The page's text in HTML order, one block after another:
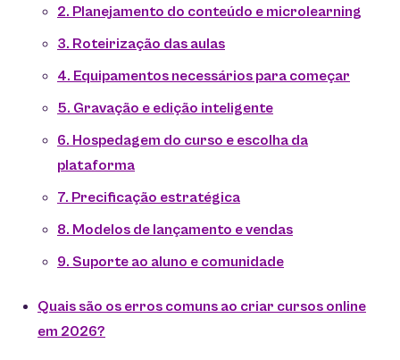
2. Planejamento do conteúdo e microlearning
3. Roteirização das aulas
4. Equipamentos necessários para começar
5. Gravação e edição inteligente
6. Hospedagem do curso e escolha da
plataforma
7. Precificação estratégica
8. Modelos de lançamento e vendas
9. Suporte ao aluno e comunidade
Quais são os erros comuns ao criar cursos online
em 2026?